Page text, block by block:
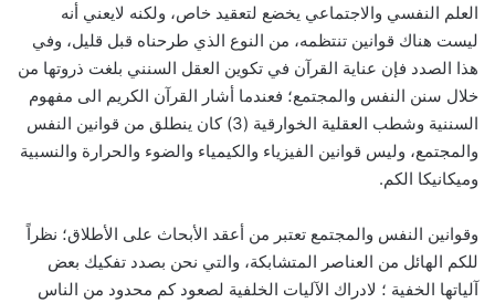
العلم النفسي والاجتماعي يخضع لتعقيد خاص، ولكنه لايعني أنه
ليست هناك قوانين تنتظمه، من النوع الذي طرحناه قبل قليل، وفي
هذا الصدد فإن عناية القرآن في تكوين العقل السنني بلغت ذروتها من
خلال سنن النفس والمجتمع؛ فعندما أشار القرآن الكريم الى مفهوم
السننية وشطب العقلية الخوارقية (3) كان ينطلق من قوانين النفس
والمجتمع، وليس قوانين الفيزياء والكيمياء والضوء والحرارة والنسبية
وميكانيكا الكم.
وقوانين النفس والمجتمع تعتبر من أعقد الأبحاث على الأطلاق؛ نظراً
للكم الهائل من العناصر المتشابكة، والتي نحن بصدد تفكيك بعض
آلياتها الخفية ؛ لادراك الآليات الخلفية لصعود كم محدود من الناس